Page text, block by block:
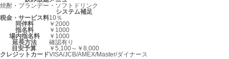
焼酎・ブランデー・ソフトドリンク
システム補足
税金・サービス料10％
同伴料
￥2000
指名料
￥1000
場内指名料
￥1000
延長方法
確認有り
目安予算
￥5,100～￥8,000
クレジットカードVISA/JCB/AMEX/Master/ダイナース